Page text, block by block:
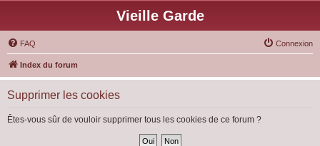
Vieille Garde
FAQ Connexion
Index du forum
Supprimer les cookies
Êtes-vous sûr de vouloir supprimer tous les cookies de ce forum ?